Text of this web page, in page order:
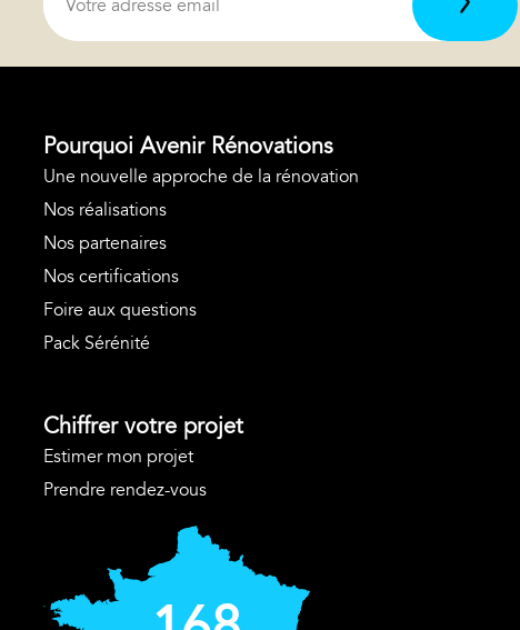
Pourquoi Avenir Rénovations
Une nouvelle approche de la rénovation
Nos réalisations
Nos partenaires
Nos certifications
Foire aux questions
Pack Sérénité
Chiffrer votre projet
Estimer mon projet
Prendre rendez-vous